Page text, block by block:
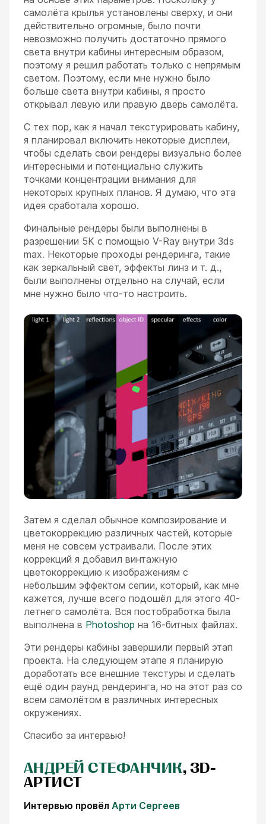
самолёта крылья установлены сверху, и они
действительно огромные, было почти
невозможно получить достаточно прямого
света внутри кабины интересным образом,
поэтому я решил работать только с непрямым
светом. Поэтому, если мне нужно было
больше света внутри кабины, я просто
открывал левую или правую дверь самолёта.
С тех пор, как я начал текстурировать кабину,
я планировал включить некоторые дисплеи,
чтобы сделать свои рендеры визуально более
интересными и потенциально служить
точками концентрации внимания для
некоторых крупных планов. Я думаю, что эта
идея сработала хорошо.
Финальные рендеры были выполнены в
разрешении 5K с помощью V-Ray внутри 3ds
max. Некоторые проходы рендеринга, такие
как зеркальный свет, эффекты линз и т. д.,
были выполнены отдельно на случай, если
мне нужно было что-то настроить.
Затем я сделал обычное композирование и
цветокоррекцию различных частей, которые
меня не совсем устраивали. После этих
коррекций я добавил винтажную
цветокоррекцию к изображениям с
небольшим эффектом сепии, который, как мне
кажется, лучше всего подошёл для этого 40-
летнего самолёта. Вся постобработка была
выполнена в Photoshop на 16-битных файлах.
Эти рендеры кабины завершили первый этап
проекта. На следующем этапе я планирую
доработать все внешние текстуры и сделать
ещё один раунд рендеринга, но на этот раз со
всем самолётом в различных интересных
окружениях.
Спасибо за интервью!
АНДРЕЙ СТЕФАНЧИК, 3D-
АРТИСТ
Интервью провёл Арти Сергеев